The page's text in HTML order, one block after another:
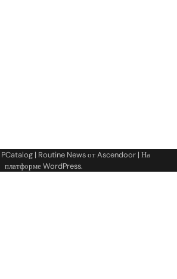
PCatalog | Routine News отAscendoor | На
платформеWordPress.